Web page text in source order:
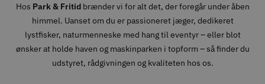
Hos Park & Fritidbrænder vi for alt det, der foregår under åben
himmel. Uanset om du er passioneret jæger, dedikeret
lystfisker, naturmenneske med hang til eventyr – eller blot
ønsker at holde haven og maskinparken i topform – så finder du
udstyret, rådgivningen og kvaliteten hos os.